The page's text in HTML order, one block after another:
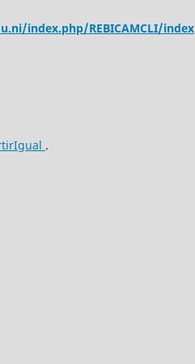
index.php/REBICAMCLI/index
.